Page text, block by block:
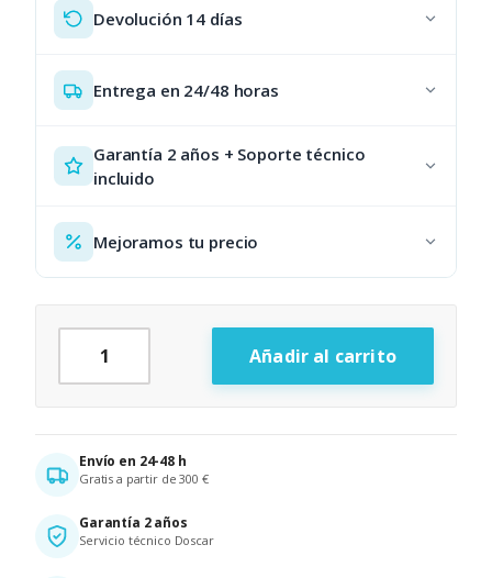
Devolución 14 días
Entrega en 24/48 horas
Garantía 2 años + Soporte técnico
incluido
Mejoramos tu precio
TPV SH100 / Comercio — Solución Conecta y Listo
Añadir al carrito
Alternative:
Envío en 24-48 h
Gratis a partir de 300 €
Garantía 2 años
Servicio técnico Doscar